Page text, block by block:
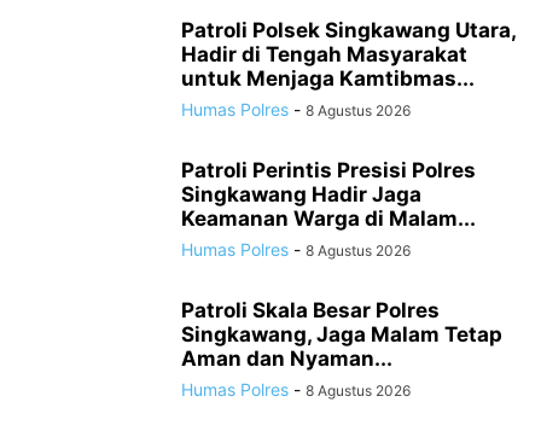
Patroli Polsek Singkawang Utara,
Hadir di Tengah Masyarakat
untuk Menjaga Kamtibmas...
Humas Polres - 8 Agustus 2026
Patroli Perintis Presisi Polres
Singkawang Hadir Jaga
Keamanan Warga di Malam...
Humas Polres - 8 Agustus 2026
Patroli Skala Besar Polres
Singkawang, Jaga Malam Tetap
Aman dan Nyaman...
Humas Polres - 8 Agustus 2026